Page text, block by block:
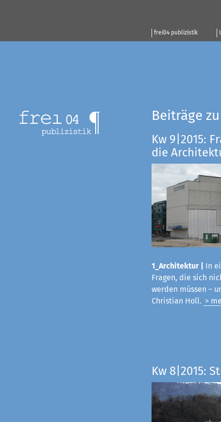
frei04 publizistik
Beiträge
Kw 9|2015:
die
1_Architektur |
In
Fragen, die sich
werden müssen –
Christian Holl. >
Kw 8|2015: